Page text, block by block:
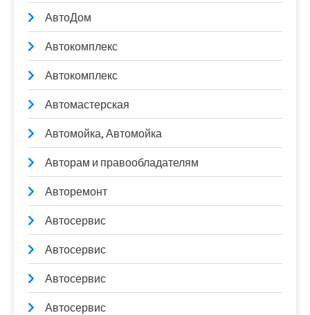
АвтоДом
Автокомплекс
Автокомплекс
Автомастерская
Автомойка, Автомойка
Авторам и правообладателям
Авторемонт
Автосервис
Автосервис
Автосервис
Автосервис